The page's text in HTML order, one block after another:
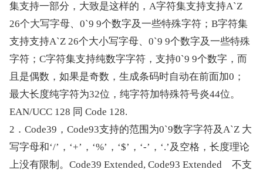
集支持一部分，大致是这样的，A字符集支持支持A`Z
26个大写字母、0`9 9个数字及一些特殊字符；B字符集
支持支持A`Z 26个大小写字母、0`9 9个数字及一些特殊
字符；C字符集支持纯数字字符，支持0`9 9个数字，而
且是偶数，如果是奇数，生成条码时自动在前面加0；
最大长度纯字符为32位，纯字符加特殊符号炎44位。
EAN/UCC 128 同 Code 128.
2．Code39，Code93支持的范围为0`9数字字符及A`Z 大
写字母和‘/’，‘+’，‘%’，‘$’，‘-’，‘.’及空格，长度理论
上没有限制。Code39 Extended, Code93 Extended　不支